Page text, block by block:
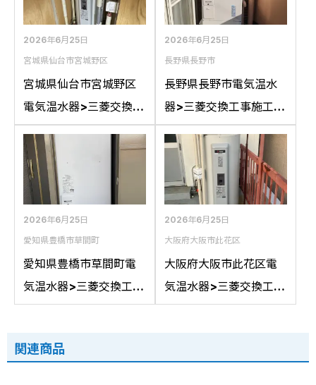
2026年6月25日
宮城県仙台市宮城野区
宮城県仙台市宮城野区
電気温水器>三菱交換工
事施工事例：日立BE-
3840-LCから三菱SRG-
375Gへの交換
2026年6月25日
長野県長野市
長野県長野市電気温水
器>三菱交換工事施工事
例：三菱SRT-J37WD5
から三菱SRT-J37WD5
への交換
2026年6月25日
愛知県豊橋市草間町
愛知県豊橋市草間町電
気温水器>三菱交換工事
施工事例：パナソニッ
三菱SRT-J37CD5への
2026年6月25日
大阪府大阪市此花区
大阪府大阪市此花区電
気温水器>三菱交換工事
施工事例：三菱SRG-
関連商品